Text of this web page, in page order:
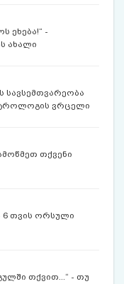
ეხება!“ -
ახალი
სავსემთვარეობა
ვრცელი
თქვენი
- 6 თვის ორსული
თქვით...“ - თუ